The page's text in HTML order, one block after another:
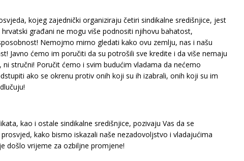
kojeg zajednički organiziraju četiri sindikalne središnjice, jest
građani ne mogu više podnositi njihovu bahatost,
Nemojmo mirno gledati kako ovu zemlju, nas i našu
Javno ćemo im poručiti da su potrošili sve kredite i da više nemaju
stručni! Poručit ćemo i svim budućim vladama da nećemo
ako se okrenu protiv onih koji su ih izabrali, onih koji su im
kao i ostale sindikalne središnjice, pozivaju Vas da se
kako bismo iskazali naše nezadovoljstvo i vladajućima
došlo vrijeme za ozbiljne promjene!